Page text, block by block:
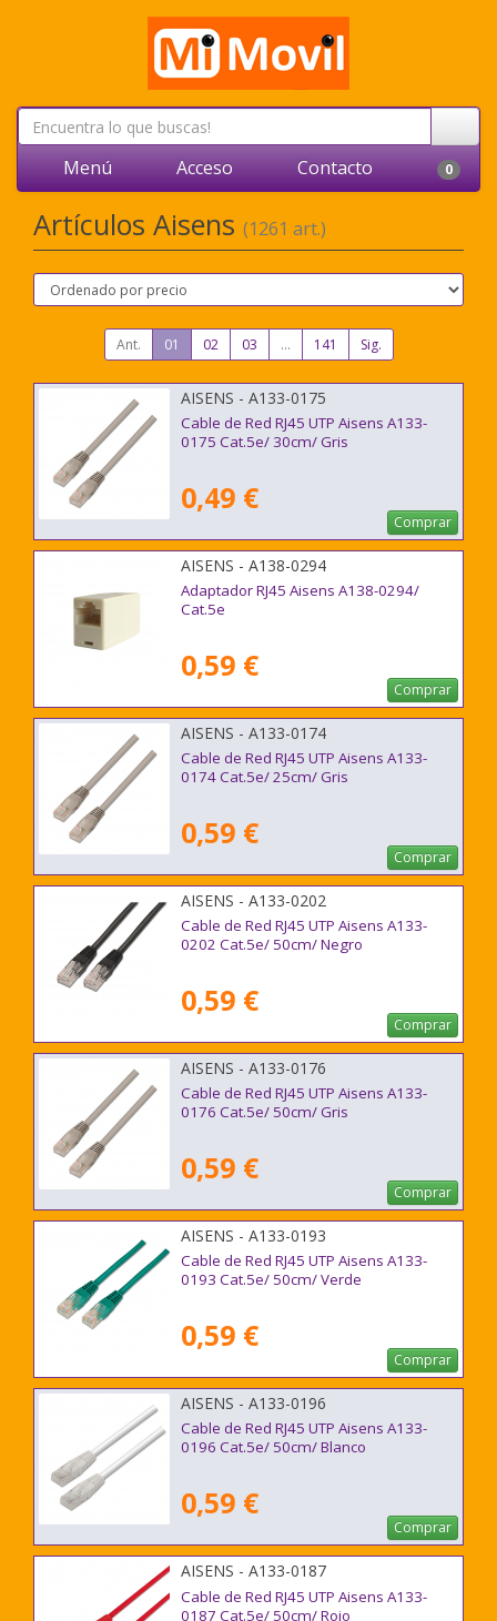
Menú Acceso Contacto 0
Artículos Aisens (1261 art.)
Ant. 01 02 03 ... 141 Sig.
AISENS - A133-0175
Cable de Red RJ45 UTP Aisens A133-
0175 Cat.5e/ 30cm/ Gris
0,49 €
Comprar
AISENS - A138-0294
Adaptador RJ45 Aisens A138-0294/
Cat.5e
0,59 €
Comprar
AISENS - A133-0174
Cable de Red RJ45 UTP Aisens A133-
0174 Cat.5e/ 25cm/ Gris
0,59 €
Comprar
AISENS - A133-0202
Cable de Red RJ45 UTP Aisens A133-
0202 Cat.5e/ 50cm/ Negro
0,59 €
Comprar
AISENS - A133-0176
Cable de Red RJ45 UTP Aisens A133-
0176 Cat.5e/ 50cm/ Gris
0,59 €
Comprar
AISENS - A133-0193
Cable de Red RJ45 UTP Aisens A133-
0193 Cat.5e/ 50cm/ Verde
0,59 €
Comprar
AISENS - A133-0196
Cable de Red RJ45 UTP Aisens A133-
0196 Cat.5e/ 50cm/ Blanco
0,59 €
Comprar
AISENS - A133-0187
Cable de Red RJ45 UTP Aisens A133-
0187 Cat.5e/ 50cm/ Rojo